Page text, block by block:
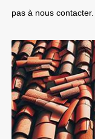
pas à nous contacter.